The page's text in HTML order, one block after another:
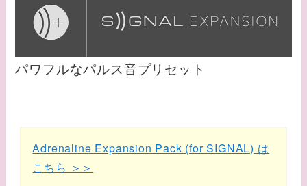
パワフルなパルス音プリセット
Adrenaline Expansion Pack (for SIGNAL) は
こちら ＞＞